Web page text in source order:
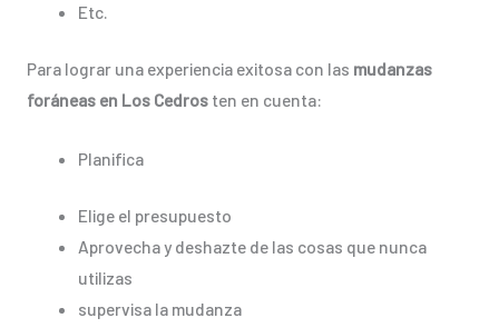
Etc.
Para lograr una experiencia exitosa con las mudanzas
foráneas en Los Cedrosten en cuenta:
Planifica
Elige el presupuesto
Aprovecha y deshazte de las cosas que nunca
utilizas
supervisa la mudanza